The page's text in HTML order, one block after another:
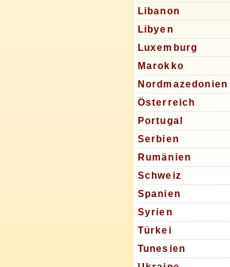
Libanon
Libyen
Luxemburg
Marokko
Nordmazedonien
Österreich
Portugal
Serbien
Rumänien
Schweiz
Spanien
Syrien
Türkei
Tunesien